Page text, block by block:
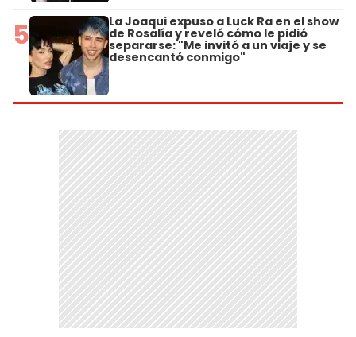
5 La Joaqui expuso a Luck Ra en el show
de Rosalía y reveló cómo le pidió
separarse: "Me invitó a un viaje y se
desencantó conmigo"